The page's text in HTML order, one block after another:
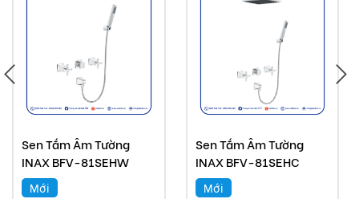
Sen Tắm Âm Tường
INAX BFV-81SEHW
Mới
Sen Tắm Âm Tường
INAX BFV-81SEHC
Mới